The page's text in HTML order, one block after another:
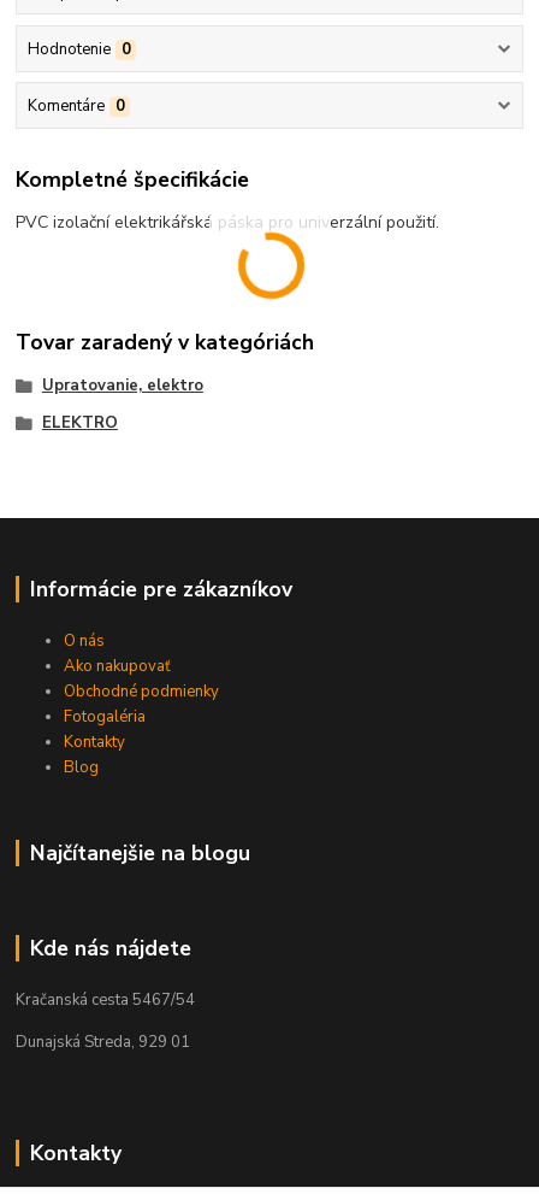
Hodnotenie 0
Komentáre 0
Kompletné špecifikácie
PVC izolační elektrikářská páska pro univerzální použití.
Tovar zaradený v kategóriách
Upratovanie, elektro
ELEKTRO
Informácie pre zákazníkov
O nás
Ako nakupovať
Obchodné podmienky
Fotogaléria
Kontakty
Blog
Najčítanejšie na blogu
Kde nás nájdete
Kračanská cesta 5467/54
Dunajská Streda, 929 01
Kontakty